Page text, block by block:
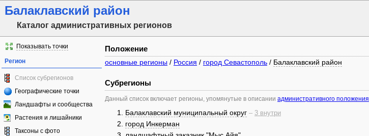
Балаклавский район
Каталог административных регионов
Показывать точки
Регион
Список субрегионов
Географические точки
Ландшафты и сообщества
Растения и лишайники
Таксоны с фото
Положение
основные регионы / Россия / город Севастополь / Балаклавский район
Субрегионы
Данный список включает регионы, упомянутые в описании административного положения
Балаклавский муниципальный округ – 3 внутри
город Инкерман